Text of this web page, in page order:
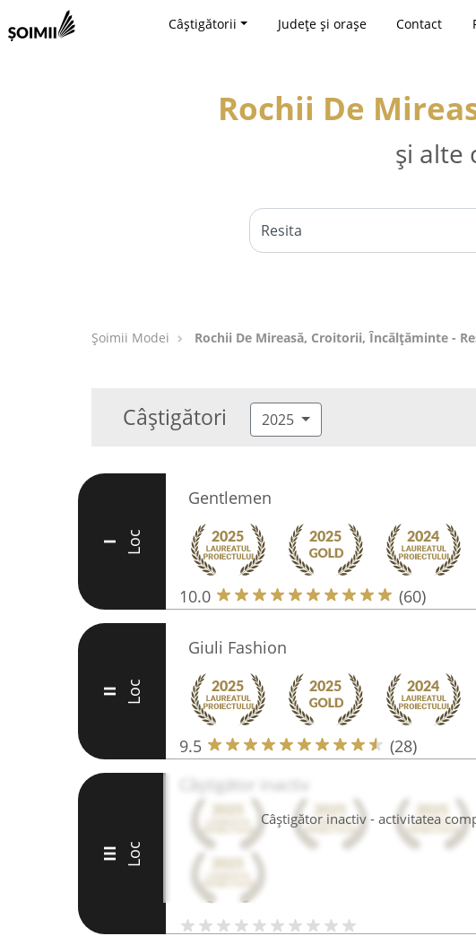
Câștigătorii Județe și orașe Contact
Rochii De
și alte
Șoimii Modei Rochii De Mireasă, Croitorii, Încălțăminte -
Câștigători 2025
I Loc
Gentlemen
10.0 (60)
II Loc
Giuli Fashion
9.5 (28)
Câștigător inactiv - activitatea
III Loc
Câștigător inactiv